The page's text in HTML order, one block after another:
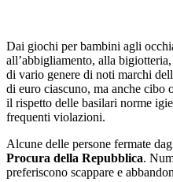
Dai giochi per bambini agli
all’abbigliamento, alla
di vario genere di noti marchi
di euro ciascuno, ma anche cibo
il rispetto delle basilari norme
frequenti violazioni.
Alcune delle persone fermate
Procura della Repubblica.
preferiscono scappare e